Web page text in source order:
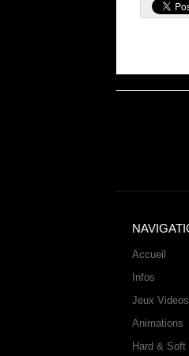
Accueil
Infos
Jeux Videos
Animations
Hard & Soft